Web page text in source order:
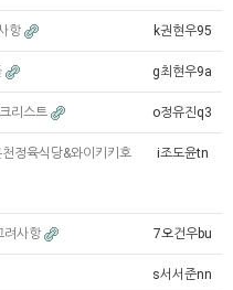
항 k권현우95
g최현우9a
리스트 o정유진q3
정육식당&와이키키호 i조도윤tn
려사항 7오건우bu
s서서준nn